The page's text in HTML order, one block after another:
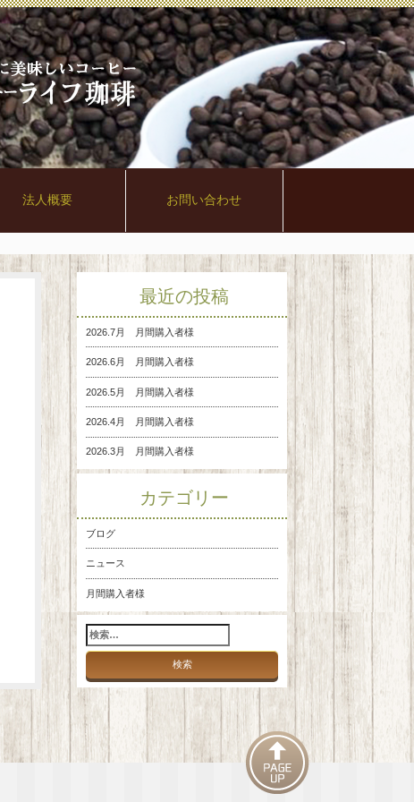
法人概要 お問い合わせ
最近の投稿
2026.7月 月間購入者様
2026.6月 月間購入者様
2026.5月 月間購入者様
2026.4月 月間購入者様
2026.3月 月間購入者様
カテゴリー
ブログ
ニュース
月間購入者様
検
索: